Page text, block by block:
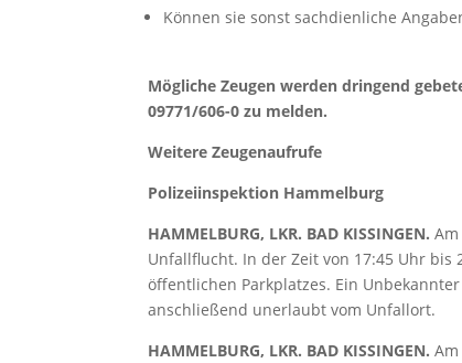
Können sie sonst sachdienliche
Mögliche Zeugen werden dringend
09771/606-0 zu melden.
Weitere Zeugenaufrufe
Polizeiinspektion Hammelburg
HAMMELBURG, LKR. BAD KISSINGEN.
Unfallflucht. In der Zeit von 17:45 Uhr
öffentlichen Parkplatzes. Ein
anschließend unerlaubt vom Unfallort.
HAMMELBURG, LKR. BAD KISSINGEN.